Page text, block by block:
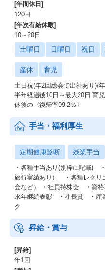
[年間休日]
120日
[年次有給休暇]
10～20日
土曜日 日曜日 祝日
産休 育児
土日祝(年2回総会で出社あり)/
半年経過後10日～最大20日 育
休後の〈復帰率99.2％〉
手当・福利厚生
定期健康診断 残業手当
・各種手当あり(別枠に記載)
旅行実績あり） ・各種レクリ
会など） ・社員持株会 ・資
永年継続表彰 ・社長賞 ・産
ク
昇給・賞与
[昇給]
年1回